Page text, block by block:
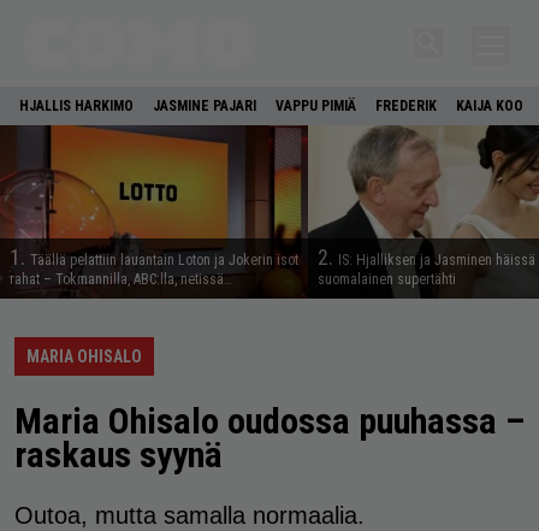
HJALLIS HARKIMO JASMINE PAJARI VAPPU PIMIÄ FREDERIK KAIJA KOO
1. Täällä pelattiin lauantain Loton ja Jokerin isot
rahat – Tokmannilla, ABC:lla, netissä…
2.
IS: Hjalliksen ja Jasminen häissä
suomalainen supertähti
MARIA OHISALO
Maria Ohisalo oudossa puuhassa –
raskaus syynä
Outoa, mutta samalla normaalia.